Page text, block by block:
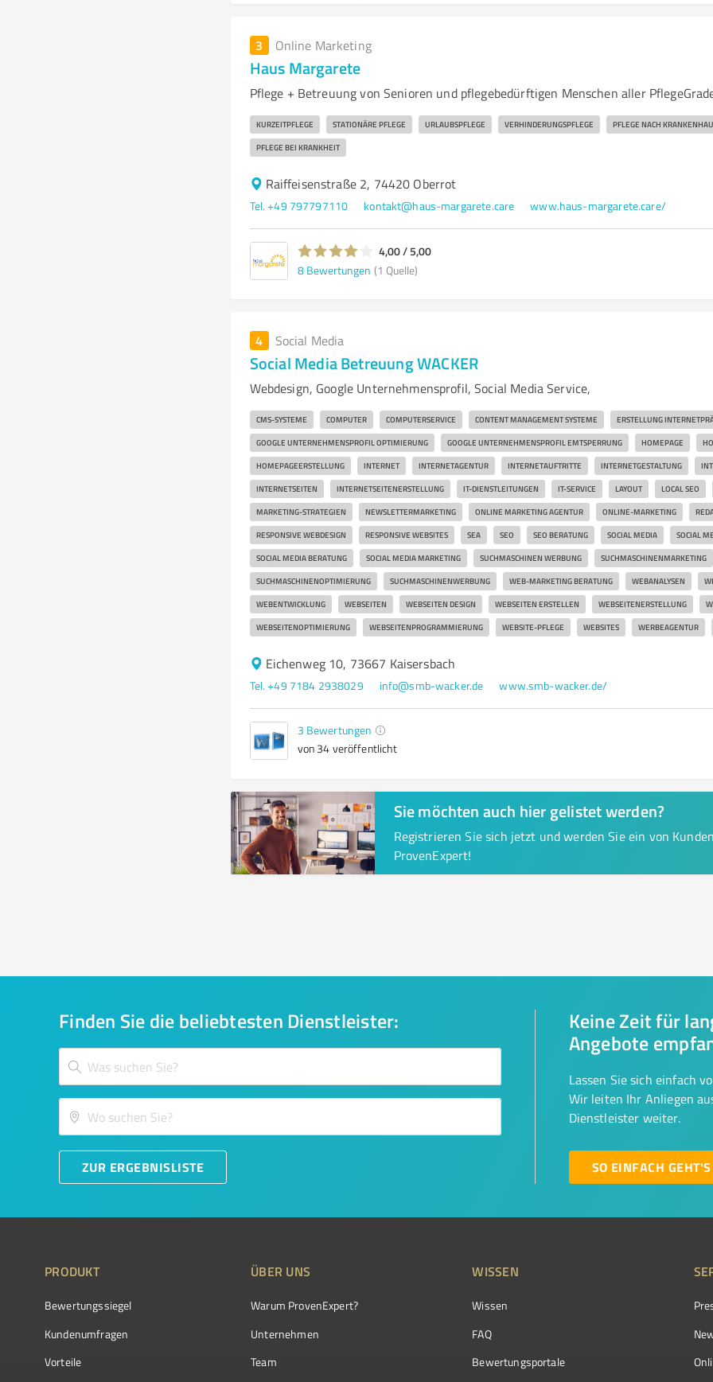
3 Online Marketing
Haus Margarete
Pflege + Betreuung von Senioren und pflegebedürftigen Menschen aller
KURZEITPFLEGE STATIONÄRE PFLEGE URLAUBSPFLEGE VERHINDERUNGSPFLEGE PFLEGE NACH
PFLEGE BEI KRANKHEIT
Raiffeisenstraße 2, 74420 Oberrot
Tel. +49 797797110 kontakt@haus-margarete.care www.haus-margarete.care/
4,00 / 5,00
8 Bewertungen (1 Quelle)
4 Social Media
Social Media Betreuung WACKER
Webdesign, Google Unternehmensprofil, Social Media Service,
CMS-SYSTEME COMPUTER COMPUTERSERVICE CONTENT MANAGEMENT SYSTEME ERSTELLUNG
GOOGLE UNTERNEHMENSPROFIL OPTIMIERUNG GOOGLE UNTERNEHMENSPROFIL EMTSPERRUNG HOMEPAGE
HOMEPAGEERSTELLUNG INTERNET INTERNETAGENTUR INTERNETAUFTRITTE INTERNETGESTALTUNG
INTERNETSEITEN INTERNETSEITENERSTELLUNG IT-DIENSTLEITUNGEN IT-SERVICE LAYOUT LOCAL SEO
MARKETING-STRATEGIEN NEWSLETTERMARKETING ONLINE MARKETING AGENTUR ONLINE-MARKETING
RESPONSIVE WEBDESIGN RESPONSIVE WEBSITES SEA SEO SEO BERATUNG SOCIAL MEDIA SOCIAL
SOCIAL MEDIA BERATUNG SOCIAL MEDIA MARKETING SUCHMASCHINEN WERBUNG SUCHMASCHINENMARKETING
SUCHMASCHINENOPTIMIERUNG SUCHMASCHINENWERBUNG WEB-MARKETING BERATUNG WEBANALYSEN
WEBENTWICKLUNG WEBSEITEN WEBSEITEN DESIGN WEBSEITEN ERSTELLEN WEBSEITENERSTELLUNG
WEBSEITENOPTIMIERUNG WEBSEITENPROGRAMMIERUNG WEBSITE-PFLEGE WEBSITES WERBEAGENTUR
Eichenweg 10, 73667 Kaisersbach
Tel. +49 7184 2938029 info@smb-wacker.de www.smb-wacker.de/
3 Bewertungen
von 34 veröffentlicht
Sie möchten auch hier gelistet werden?
Registrieren Sie sich jetzt und werden Sie ein von
ProvenExpert!
Finden Sie die beliebtesten Dienstleister:
ZUR ERGEBNISLISTE
Keine Zeit für
Angebote
Lassen Sie sich einfach
Wir leiten Ihr Anliegen
Dienstleister weiter.
SO EINFACH GEHT'S
PRODUKT
Bewertungssiegel
Kundenumfragen
Vorteile
ÜBER UNS
Warum ProvenExpert?
Unternehmen
Team
WISSEN
Wissen
FAQ
Bewertungsportale